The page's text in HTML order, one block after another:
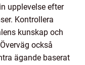
upplevelse efter
Kontrollera
kunskap och
också
ägande baserat